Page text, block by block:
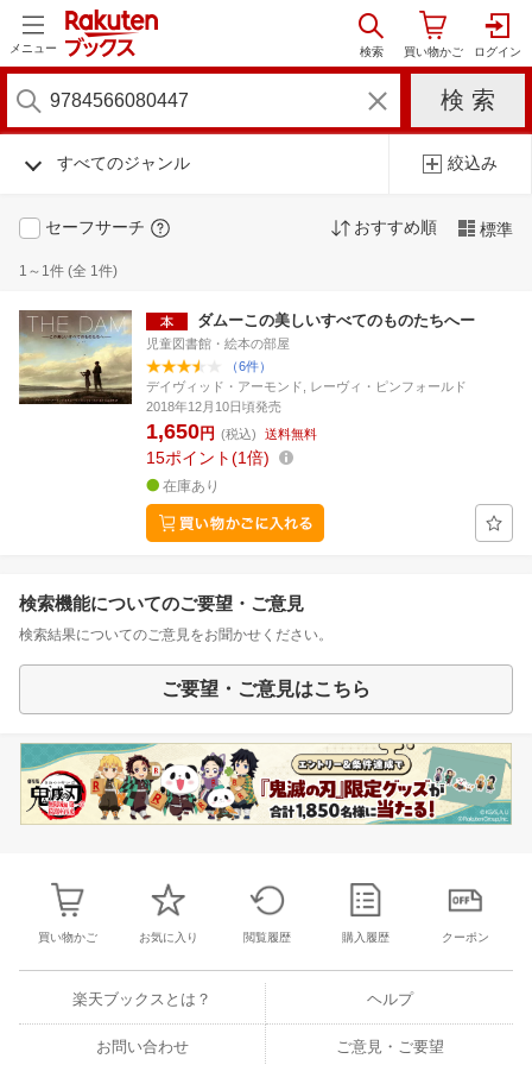
メニュー
すべてのジャンル 絞込み
セーフサーチ おすすめ順 標準
1～1件 (全 1件)
ダムーこの美しいすべてのものたちへー
児童図書館・絵本の部屋
（6件）
デイヴィッド・アーモンド, レーヴィ・ピンフォールド
2018年12月10日頃発売
1,650円 (税込) 送料無料
15ポイント 1倍
在庫あり
検索機能についてのご要望・ご意見
検索結果についてのご意見をお聞かせください。
ご要望・ご意見はこちら
買い物かご お気に入り 閲覧履歴 購入履歴 クーポン
楽天ブックスとは？ ヘルプ
お問い合わせ ご意見・ご要望